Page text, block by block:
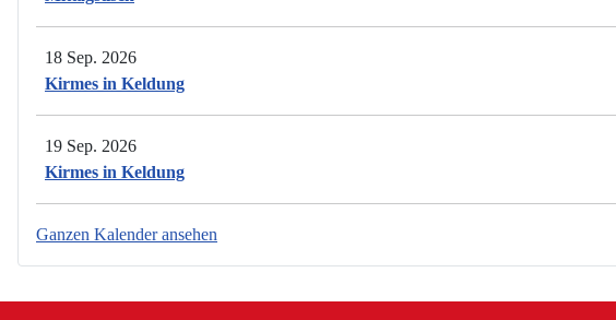
18 Sep. 2026
Kirmes in Keldung
19 Sep. 2026
Kirmes in Keldung
Ganzen Kalender ansehen